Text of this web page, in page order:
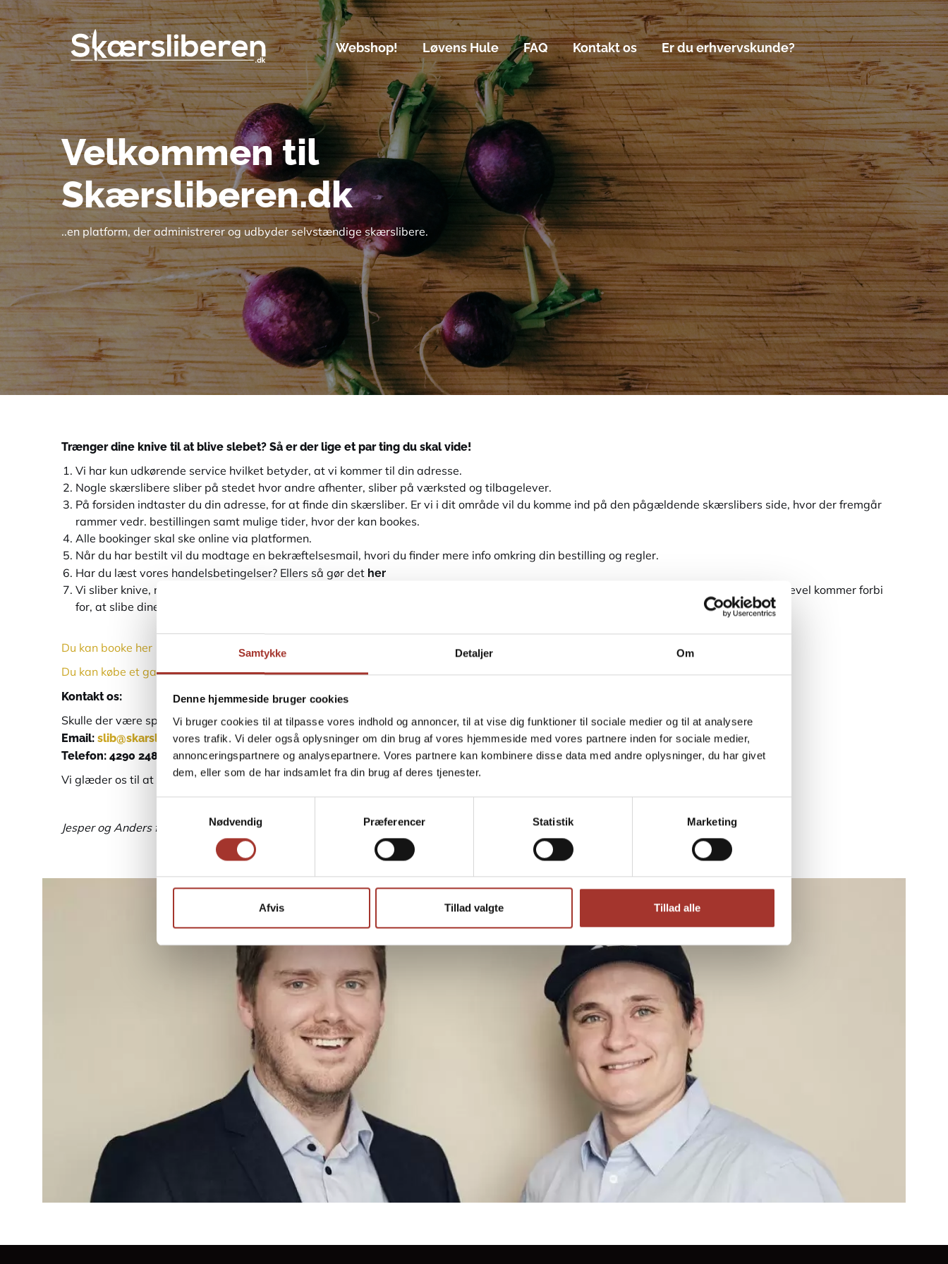
Samtykke Detaljer Om
Denne hjemmeside bruger cookies
Vi bruger cookies til at tilpasse vores indhold og annoncer, til at vise dig funktioner til sociale medier og til at analysere
vores trafik. Vi deler også oplysninger om din brug af vores hjemmeside med vores partnere inden for sociale medier,
annonceringspartnere og analysepartnere. Vores partnere kan kombinere disse data med andre oplysninger, du har givet
dem, eller som de har indsamlet fra din brug af deres tjenester.
Nødvendig
Præferencer Statistik Marketing
Afvis Tillad valgte Tillad alle
Gå
til
hovedindhold
Main
navigation(DA)
Webshop! Løvens Hule FAQ Kontakt os Er du erhvervskunde?
Velkommen til
Skærsliberen.dk
..en platform, der administrerer og udbyder selvstændige skærslibere.
Trænger dine knive til at blive slebet? Så er der lige et par ting du skal vide!
Vi har kun udkørende service hvilket betyder, at vi kommer til din adresse.
Nogle skærslibere sliber på stedet hvor andre afhenter, sliber på værksted og tilbagelever.
På forsiden indtaster du din adresse, for at finde din skærsliber. Er vi i dit område vil du komme ind på den pågældende skærslibers side, hvor der fremgår
rammer vedr. bestillingen samt mulige tider, hvor der kan bookes.
Alle bookinger skal ske online via platformen.
Når du har bestilt vil du modtage en bekræftelsesmail, hvori du finder mere info omkring din bestilling og regler.
Har du læst vores handelsbetingelser? Ellers så gør det her
Vi sliber knive, men skulle du have forespørgsler på andre slibninger opfordrer vi til, at du tager en dialog med skærsliberen når han alligevel kommer forbi
for, at slibe dine knive.
Du kan booke her
Du kan købe et gavekort her
Kontakt os:
Skulle der være spørgsmål til andet du ikke kan finde på siden eller ved bestillingen kan du kontakte os på:
Email:slib@skarsliberen.dk
Telefon: 4290 2483
Vi glæder os til at give dine knive nyt liv!
Jesper og Anders fra Skærsliberen.dk